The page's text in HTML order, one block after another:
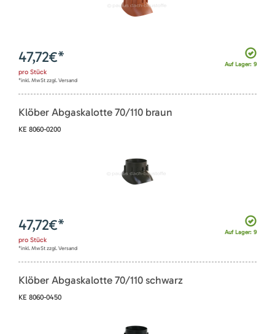
Auf Lager: 9
47,72€*
pro Stück
*inkl. MwSt zzgl. Versand
Klöber Abgaskalotte 70/110 braun
KE 8060-0200
Auf Lager: 9
47,72€*
pro Stück
*inkl. MwSt zzgl. Versand
Klöber Abgaskalotte 70/110 schwarz
KE 8060-0450